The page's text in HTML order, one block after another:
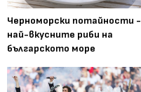
Черноморски потайности -
най-вкусните риби на
българското море